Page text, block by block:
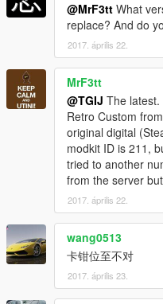
@MrF3tt What
replace? And do
2017. április 22.
MrF3tt
@TGIJ The
Retro Custom
original digital
modkit ID is 211,
tried to another
from the server
2017. április 22.
wang0513
卡钳位至不对
2017. április 23.